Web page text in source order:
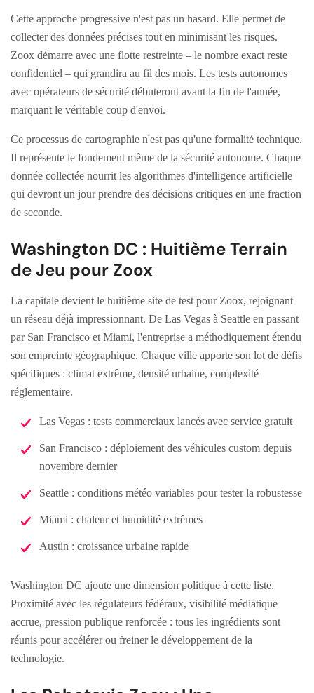
Cette approche progressive n'est pas un hasard. Elle permet de
collecter des données précises tout en minimisant les risques.
Zoox démarre avec une flotte restreinte – le nombre exact reste
confidentiel – qui grandira au fil des mois. Les tests autonomes
avec opérateurs de sécurité débuteront avant la fin de l'année,
marquant le véritable coup d'envoi.
Ce processus de cartographie n'est pas qu'une formalité technique.
Il représente le fondement même de la sécurité autonome. Chaque
donnée collectée nourrit les algorithmes d'intelligence artificielle
qui devront un jour prendre des décisions critiques en une fraction
de seconde.
Washington DC : Huitième Terrain
de Jeu pour Zoox
La capitale devient le huitième site de test pour Zoox, rejoignant
un réseau déjà impressionnant. De Las Vegas à Seattle en passant
par San Francisco et Miami, l'entreprise a méthodiquement étendu
son empreinte géographique. Chaque ville apporte son lot de défis
spécifiques : climat extrême, densité urbaine, complexité
réglementaire.
Las Vegas : tests commerciaux lancés avec service gratuit
San Francisco : déploiement des véhicules custom depuis
novembre dernier
Seattle : conditions météo variables pour tester la robustesse
Miami : chaleur et humidité extrêmes
Austin : croissance urbaine rapide
Washington DC ajoute une dimension politique à cette liste.
Proximité avec les régulateurs fédéraux, visibilité médiatique
accrue, pression publique renforcée : tous les ingrédients sont
réunis pour accélérer ou freiner le développement de la
technologie.